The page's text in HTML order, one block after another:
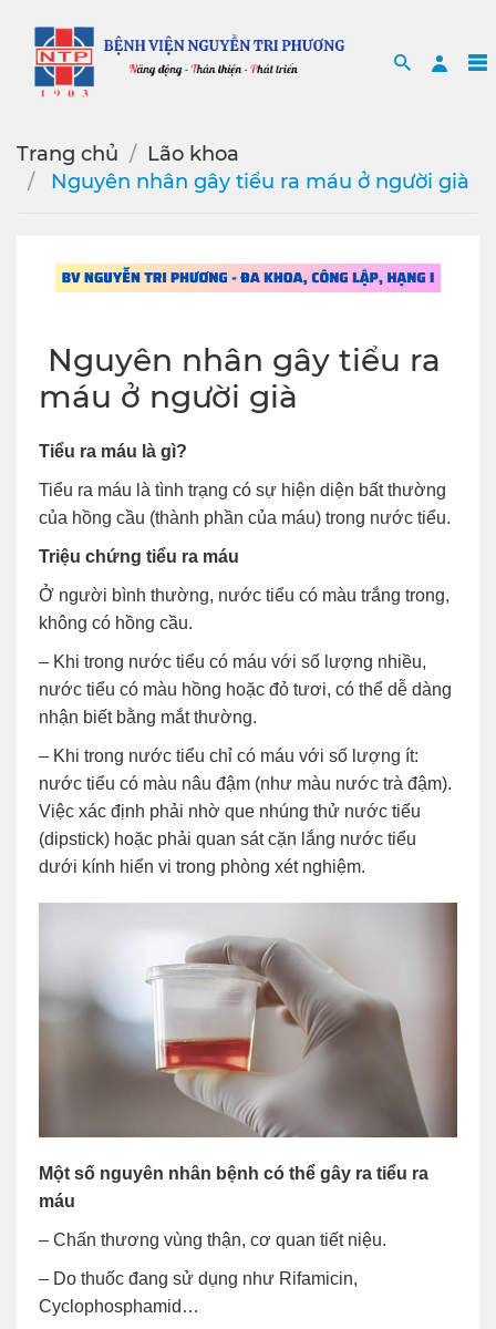
Search
Trang chủ
Lão khoa
️ Nguyên nhân gây tiểu ra máu ở người già
️ Nguyên nhân gây tiểu ra
máu ở người già
Tiểu ra máu là gì?
Tiểu ra máu là tình trạng có sự hiện diện bất thường
của hồng cầu (thành phần của máu) trong nước tiểu.
Triệu chứng tiểu ra máu
Ở người bình thường, nước tiểu có màu trắng trong,
không có hồng cầu.
– Khi trong nước tiểu có máu với số lượng nhiều,
nước tiểu có màu hồng hoặc đỏ tươi, có thể dễ dàng
nhận biết bằng mắt thường.
– Khi trong nước tiểu chỉ có máu với số lượng ít:
nước tiểu có màu nâu đậm (như màu nước trà đậm).
Việc xác định phải nhờ que nhúng thử nước tiểu
(dipstick) hoặc phải quan sát cặn lắng nước tiểu
dưới kính hiển vi trong phòng xét nghiệm.
Một số nguyên nhân bệnh có thể gây ra tiểu ra
máu
– Chấn thương vùng thận, cơ quan tiết niệu.
– Do thuốc đang sử dụng như Rifamicin,
Cyclophosphamid…